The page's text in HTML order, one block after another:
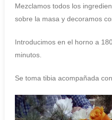
Mezclamos todos los
sobre la masa y decoramos
Introducimos en el horno a
minutos.
Se toma tibia acompañada